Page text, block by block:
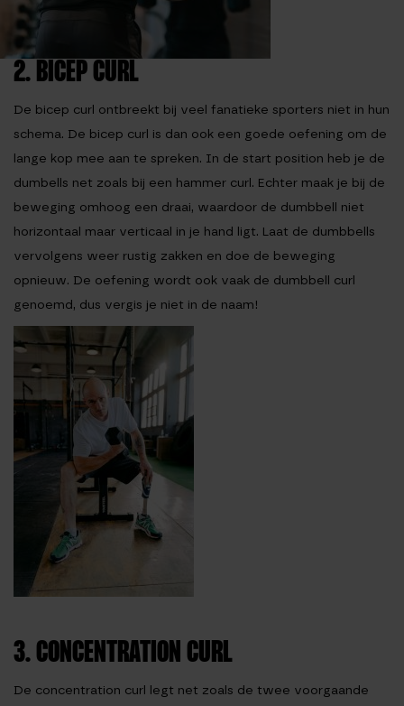
2. BICEP CURL
De bicep curl ontbreekt bij veel fanatieke sporters niet in hun
schema. De bicep curl is dan ook een goede oefening om de
lange kop mee aan te spreken. In de start position heb je de
dumbells net zoals bij een hammer curl. Echter maak je bij de
beweging omhoog een draai, waardoor de dumbbell niet
horizontaal maar verticaal in je hand ligt. Laat de dumbbells
vervolgens weer rustig zakken en doe de beweging
opnieuw. De oefening wordt ook vaak de dumbbell curl
genoemd, dus vergis je niet in de naam!
3. CONCENTRATION CURL
De concentration curl legt net zoals de twee voorgaande